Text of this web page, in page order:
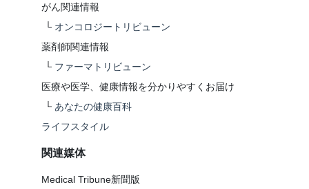
がん関連情報
└ オンコロジートリビューン
薬剤師関連情報
└ ファーマトリビューン
医療や医学、健康情報を分かりやすくお届け
└ あなたの健康百科
ライフスタイル
関連媒体
Medical Tribune新聞版